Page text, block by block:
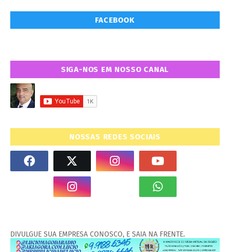
FACEBOOK
SIGA-NOS EM NOSSO CANAL
NOSSAS REDES SOCIAIS
DIVULGUE SUA EMPRESA CONOSCO, E SAIA NA FRENTE.